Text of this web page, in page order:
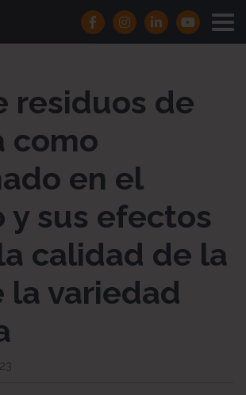
residuos de
como
en el
y sus efectos
calidad de la
la variedad